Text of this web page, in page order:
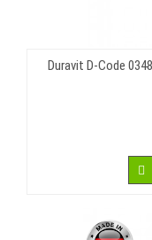
Duravit D-Code